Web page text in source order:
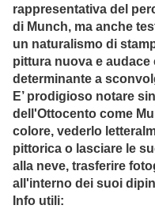
rappresentativa del
di Munch, ma anche
un naturalismo di
pittura nuova e
determinante a
E’ prodigioso notare
dell'Ottocento come
colore, vederlo
pittorica o lasciare le
alla neve, trasferire
all'interno dei suoi
Info utili: